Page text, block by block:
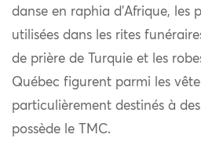
danse en raphia d’Afrique, les
utilisées dans les rites
de prière de Turquie et les
Québec figurent parmi les
particulièrement destinés à
possède le TMC.